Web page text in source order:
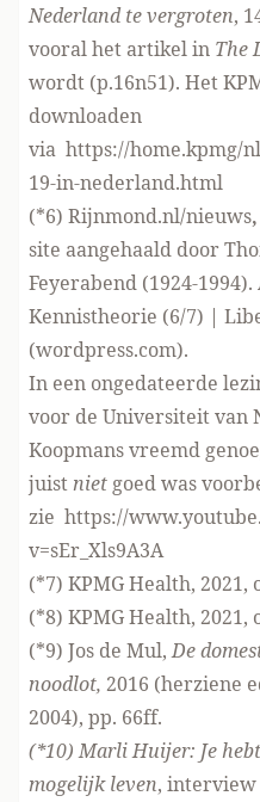
Nederland te vergroten,
vooral het artikel in The
wordt (p.16n51). Het
downloaden
via https://home.kpmg/
19-in-nederland.html
(*6) Rijnmond.nl/nieuws,
site aangehaald door
Feyerabend (1924-
Kennistheorie (6/7) |
(wordpress.com).
In een ongedateerde
voor de Universiteit van
Koopmans vreemd
juistniet goed was
zie https://
v=sEr_Xls9A3A
(*7) KPMG Health, 2021,
(*8) KPMG Health, 2021,
(*9) Jos de Mul,De
noodlot, 2016 (herziene
2004), pp. 66ff.
(*10) Marli Huijer: Je
mogelijk leven, interview